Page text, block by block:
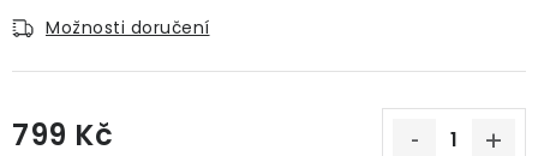
Možnosti doručení
799 Kč